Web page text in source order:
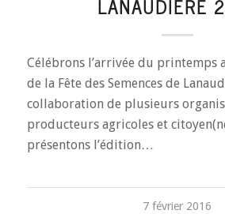
LANAUDIÈRE
Célébrons l’arrivée du printemps
de la Fête des Semences de
collaboration de plusieurs
producteurs agricoles et
présentons l’édition…
7 février 2016